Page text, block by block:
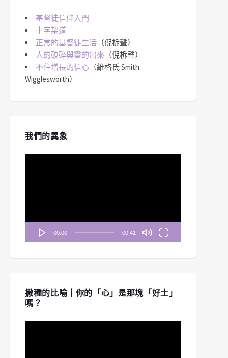
基督徒信仰入門
十字架道
正常的基督徒生活 （倪柝聲）
人的破碎與靈的出來 （倪柝聲）
不住增長的信心 （維格氏 Smith
Wigglesworth）
我們的異象
00:00 00:41
撒種的比喻｜你的「心」是那塊「好土」
嗎？